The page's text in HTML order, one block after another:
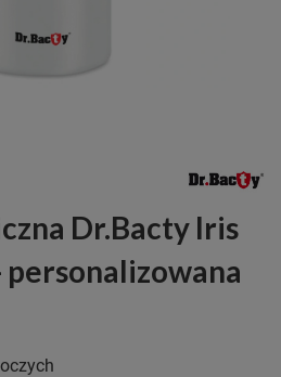
Dr.Bacty Iris
personalizowana